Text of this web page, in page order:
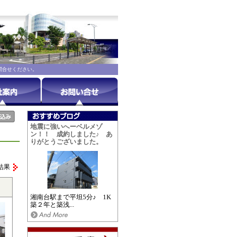
せください。
地震に強いへーベルメゾ
ン！！ 成約しました♪ あ
りがとうございました。
湘南台駅まで平坦5分♪ 1K
築２年と築浅...
果